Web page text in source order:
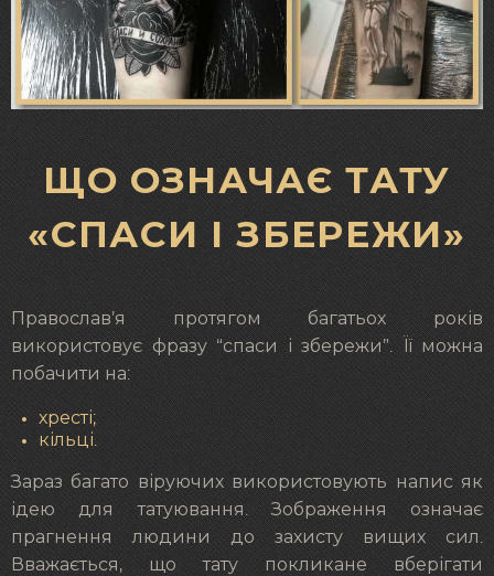
ЩО ОЗНАЧАЄ ТАТУ
«СПАСИ І ЗБЕРЕЖИ»
Православ’я протягом багатьох років
використовує фразу “спаси і збережи”. Її можна
побачити на:
хресті;
кільці.
Зараз багато віруючих використовують напис як
ідею для татуювання. Зображення означає
прагнення людини до захисту вищих сил.
Вважається, що тату покликане вберігати